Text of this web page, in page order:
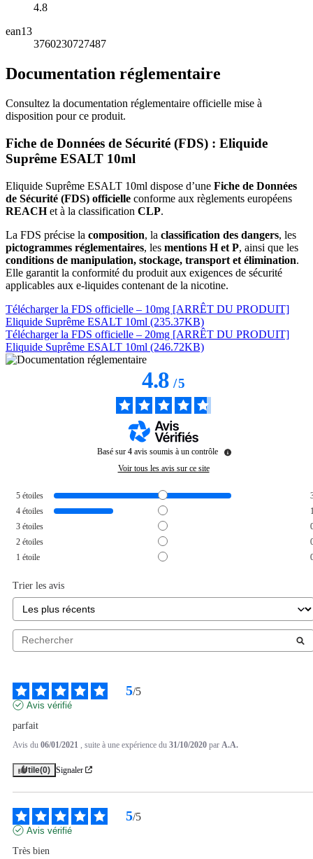
4.8
ean13
3760230727487
Documentation réglementaire
Consultez la documentation réglementaire officielle mise à
disposition pour ce produit.
Fiche de Données de Sécurité (FDS) : Eliquide
Suprême ESALT 10ml
Eliquide Suprême ESALT 10ml dispose d’une Fiche de Données
de Sécurité (FDS) officielle conforme aux règlements européens
REACHet à la classification CLP.
La FDS précise la composition, la classification des dangers, les
pictogrammes réglementaires, les mentions H et P, ainsi que les
conditions de manipulation, stockage, transport et élimination.
Elle garantit la conformité du produit aux exigences de sécurité
applicables aux e-liquides contenant de la nicotine.
Télécharger la FDS officielle – 10mg [ARRÊT DU PRODUIT]
Eliquide Suprême ESALT 10ml (235.37KB)
Télécharger la FDS officielle – 20mg [ARRÊT DU PRODUIT]
Eliquide Suprême ESALT 10ml (246.72KB)
4.8/5
Basé sur 4 avis soumis à un contrôle
Voir tous les avis sur ce site
5 étoiles
4 étoiles
3 étoiles
2 étoiles
1 étoile
Trier les avis
5/5
Avis vérifié
parfait
Avis du 06/01/2021 , suite à une expérience du 31/10/2020 par A.A.
Utile(0) Signaler
5/5
Avis vérifié
Très bien